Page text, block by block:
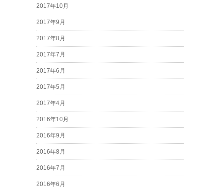
2017年10月
2017年9月
2017年8月
2017年7月
2017年6月
2017年5月
2017年4月
2016年10月
2016年9月
2016年8月
2016年7月
2016年6月